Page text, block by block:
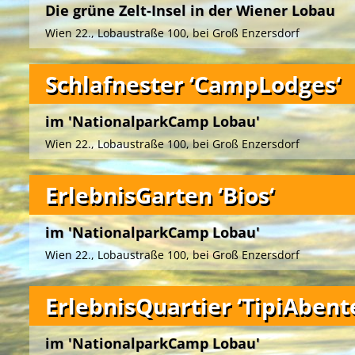
Die grüne Zelt-Insel in der Wiener Lobau
Wien 22., Lobaustraße 100, bei Groß Enzersdorf
Das ‚NationalparkCamp Lobau‘ bietet Ihnen unmittelbar
Nationalparks Donau-Auenein grünes Ambiente
Naturgewässern.
Der gemeinnützige Verein‚UmweltBildungWien – Grüne
ein vielfältiges und attraktives Naturerlebnisprogramm.
Die einladenden Campwiesen mit romantischen
Grillplätzen im Zentrum, rundum die gepflegten
Schlafnester ‘CampLodges‘
im 'NationalparkCamp Lobau'
Wien 22., Lobaustraße 100, bei Groß Enzersdorf
Die künstlerisch gestalteten, mobilen Unterkünfte auf
‚NationalparkCamp Lobau‘in unmittelbarer Nähe des
ErlebnisGarten ‘Bios‘
im 'NationalparkCamp Lobau'
Wien 22., Lobaustraße 100, bei Groß Enzersdorf
ErlebnisQuartier
im 'NationalparkCamp Lobau'